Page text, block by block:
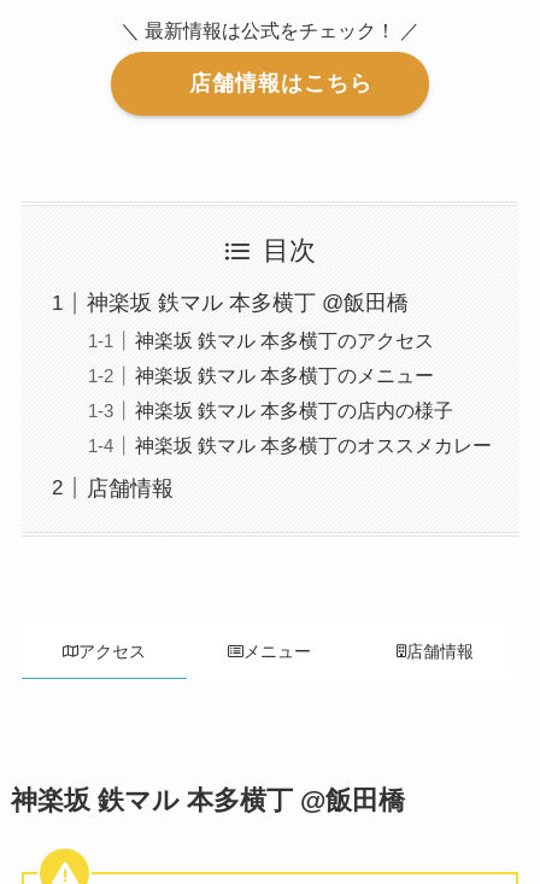
＼ 最新情報は公式をチェック！ ／
店舗情報はこちら
目次
神楽坂 鉄マル 本多横丁 @飯田橋
神楽坂 鉄マル 本多横丁のアクセス
神楽坂 鉄マル 本多横丁のメニュー
神楽坂 鉄マル 本多横丁の店内の様子
神楽坂 鉄マル 本多横丁のオススメカレー
店舗情報
アクセス メニュー 店舗情報
神楽坂 鉄マル 本多横丁@飯田橋